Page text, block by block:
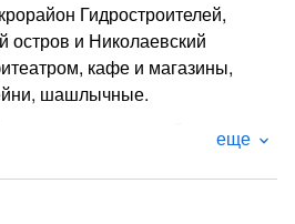
Гидростроителей,
и Николаевский
кафе и магазины,
шашлычные.
стильная мебель,
гостей).
еще